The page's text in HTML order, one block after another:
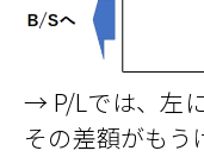
→ P/Lでは、左
その差額がもう